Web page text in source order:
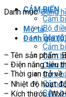
CẢM BIẾN
Cảm
Bộ
Bộ
Cảm
Cảm
Cảm
Cảm
Cảm
Cảm
Danh mục:Đồng
Mô tả
Đánh giá
– Tên sản phẩm:
– Điện năng tiêu
– Thời gian trở về
– Nhiệt độ hoạt
– Kích thước